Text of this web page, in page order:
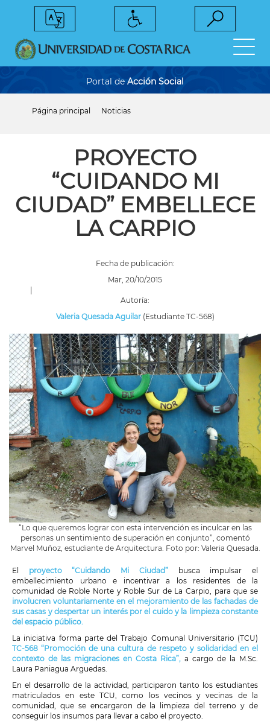
Portal de Acción Social
navegación
Página principal Noticias
PROYECTO
“CUIDANDO MI
CIUDAD” EMBELLECE
LA CARPIO
Fecha de publicación:
Mar, 20/10/2015
|
Autoría:
Valeria Quesada Aguilar(Estudiante TC-568)
“Lo que queremos lograr con esta intervención es inculcar en las
personas un sentimiento de superación en conjunto”, comentó
Marvel Muñoz, estudiante de Arquitectura. Foto por: Valeria Quesada.
El proyecto “Cuidando Mi Ciudad”
busca impulsar el
embellecimiento urbano e incentivar a los residentes de la
comunidad de Roble Norte y Roble Sur de La Carpio, para que se
involucren voluntariamente en el mejoramiento de las fachadas de
sus casas y despertar un interés por el cuido y la limpieza constante
del espacio público.
La iniciativa forma parte del Trabajo Comunal Universitario (TCU)
TC-568 “Promoción de una cultura de respeto y solidaridad en el
contexto de las migraciones en Costa Rica”, a cargo de la M.Sc.
Laura Paniagua Arguedas.
En el desarrollo de la actividad, participaron tanto los estudiantes
matriculados en este TCU, como los vecinos y vecinas de la
comunidad, que se encargaron de la limpieza del terreno y de
conseguir los insumos para llevar a cabo el proyecto.